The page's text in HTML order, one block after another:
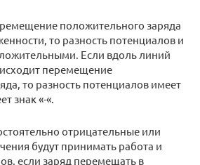
положительного заряда
то разность потенциалов и
Если вдоль линий
перемещение
то разность потенциалов имеет
знак «-«.
отрицательные или
будут принимать работа и
если заряд перемещать в